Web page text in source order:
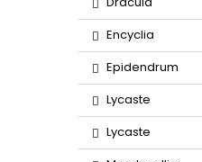
Encyclia
Epidendrum
Lycaste
Lycaste